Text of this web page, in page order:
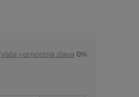
Vaša vernostná zľava 0%